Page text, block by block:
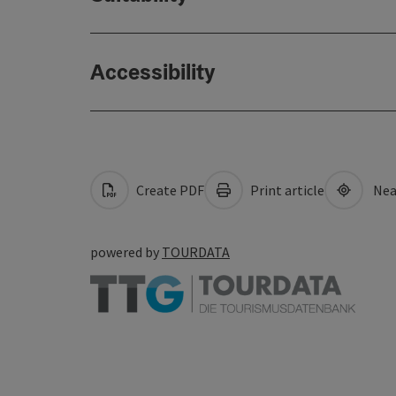
Accessibility
Create PDF Print article
powered by TOURDATA